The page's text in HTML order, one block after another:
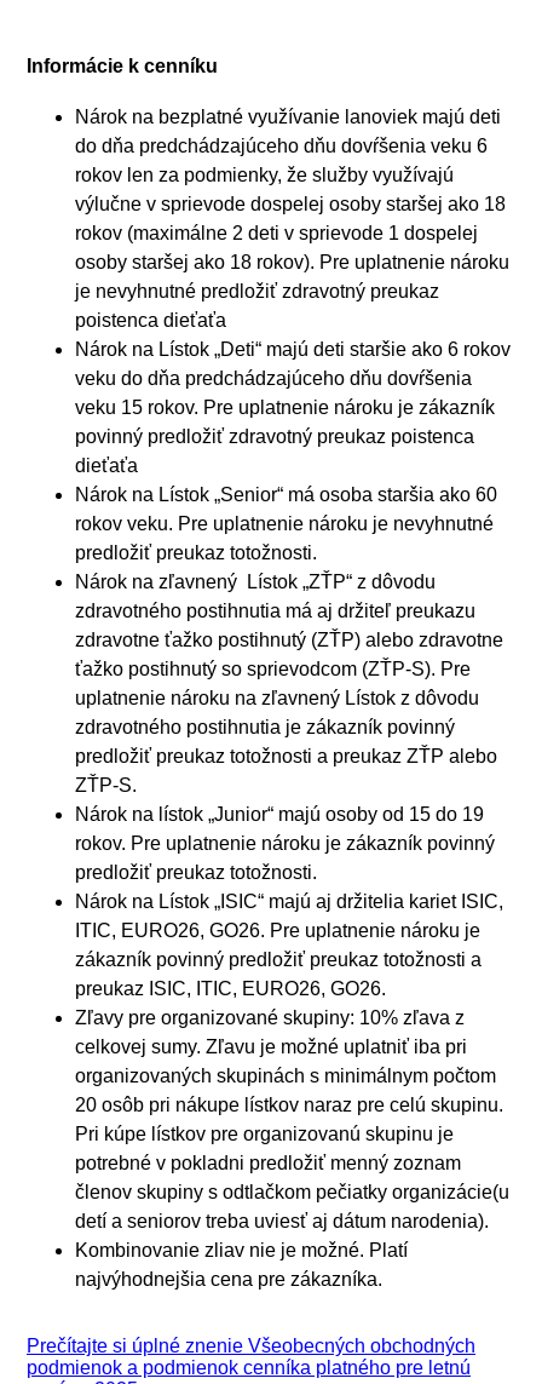
Informácie k cenníku
Nárok na bezplatné využívanie lanoviek majú deti
do dňa predchádzajúceho dňu dovŕšenia veku 6
rokov len za podmienky, že služby využívajú
výlučne v sprievode dospelej osoby staršej ako 18
rokov (maximálne 2 deti v sprievode 1 dospelej
osoby staršej ako 18 rokov). Pre uplatnenie nároku
je nevyhnutné predložiť zdravotný preukaz
poistenca dieťaťa
Nárok na Lístok „Deti“ majú deti staršie ako 6 rokov
veku do dňa predchádzajúceho dňu dovŕšenia
veku 15 rokov. Pre uplatnenie nároku je zákazník
povinný predložiť zdravotný preukaz poistenca
dieťaťa
Nárok na Lístok „Senior“ má osoba staršia ako 60
rokov veku. Pre uplatnenie nároku je nevyhnutné
predložiť preukaz totožnosti.
Nárok na zľavnený Lístok „ZŤP“ z dôvodu
zdravotného postihnutia má aj držiteľ preukazu
zdravotne ťažko postihnutý (ZŤP) alebo zdravotne
ťažko postihnutý so sprievodcom (ZŤP-S). Pre
uplatnenie nároku na zľavnený Lístok z dôvodu
zdravotného postihnutia je zákazník povinný
predložiť preukaz totožnosti a preukaz ZŤP alebo
ZŤP-S.
Nárok na lístok „Junior“ majú osoby od 15 do 19
rokov. Pre uplatnenie nároku je zákazník povinný
predložiť preukaz totožnosti.
Nárok na Lístok „ISIC“ majú aj držitelia kariet ISIC,
ITIC, EURO26, GO26. Pre uplatnenie nároku je
zákazník povinný predložiť preukaz totožnosti a
preukaz ISIC, ITIC, EURO26, GO26.
Zľavy pre organizované skupiny: 10% zľava z
celkovej sumy. Zľavu je možné uplatniť iba pri
organizovaných skupinách s minimálnym počtom
20 osôb pri nákupe lístkov naraz pre celú skupinu.
Pri kúpe lístkov pre organizovanú skupinu je
potrebné v pokladni predložiť menný zoznam
členov skupiny s odtlačkom pečiatky organizácie(u
detí a seniorov treba uviesť aj dátum narodenia).
Kombinovanie zliav nie je možné. Platí
najvýhodnejšia cena pre zákazníka.
Prečítajte si úplné znenie Všeobecných obchodných
podmienok a podmienok cenníka platného pre letnú